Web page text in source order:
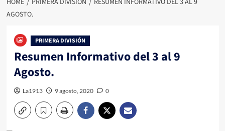
HOME PRIMERA DIVISIÓN
RESUMEN INFORMATIVO DEL 3 AL 9
AGOSTO.
PRIMERA DIVISIÓN
Resumen Informativo del 3 al 9
Agosto.
La1913 9 agosto, 2020 0